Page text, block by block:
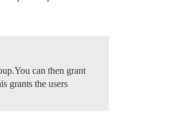
can then grant
grants the users